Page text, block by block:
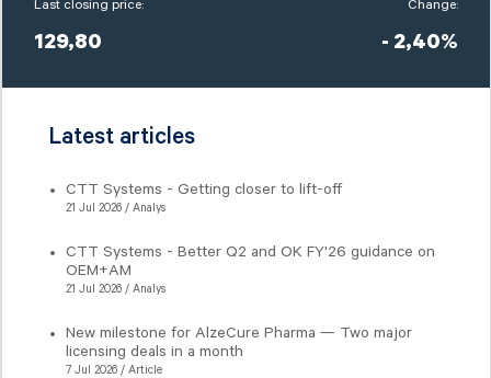
Last closing price:
129,80
Change:
- 2,40%
Latest articles
CTT Systems - Getting closer to lift-off
21 Jul 2026 / Analys
CTT Systems - Better Q2 and OK FY'26 guidance on
OEM+AM
21 Jul 2026 / Analys
New milestone for AlzeCure Pharma — Two major
licensing deals in a month
7 Jul 2026 / Article